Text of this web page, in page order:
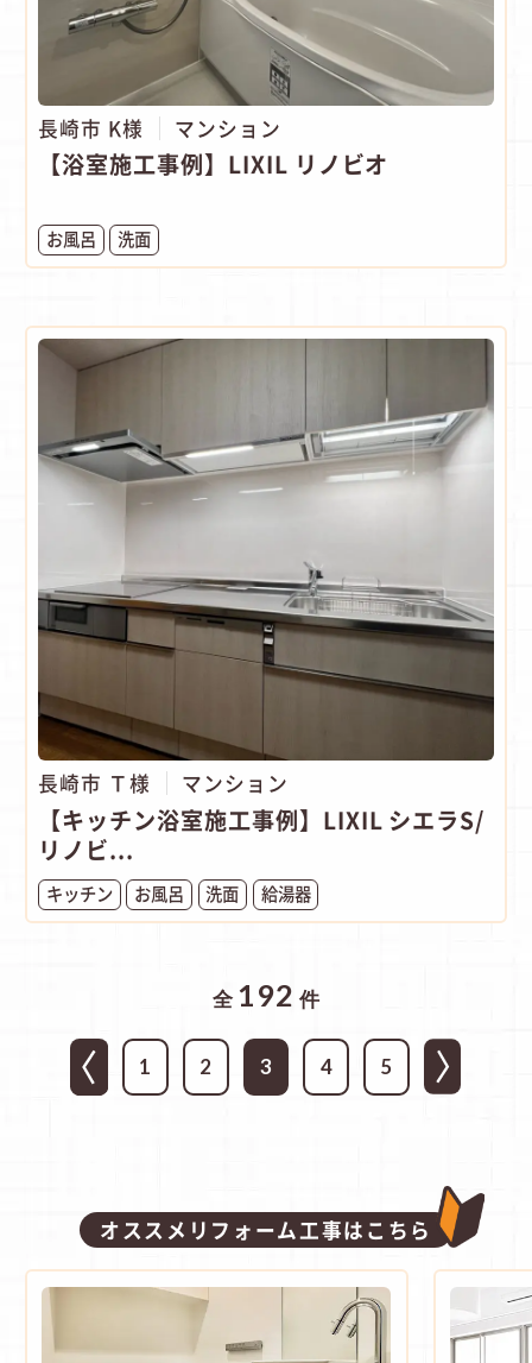
長崎市 K様 マンション
【浴室施工事例】LIXIL リノビオ
お風呂 洗面
長崎市 Ｔ様 マンション
【キッチン浴室施工事例】LIXIL シエラS/
リノビ...
キッチン お風呂 洗面 給湯器
全 192 件
1 2 3 4 5
オススメリフォーム工事はこちら